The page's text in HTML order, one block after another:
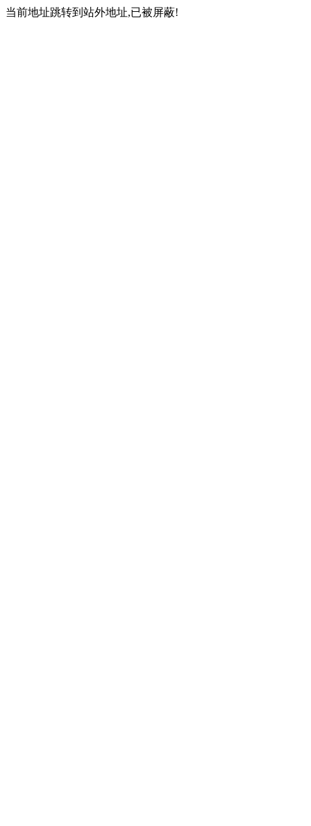
当前地址跳转到站外地址,已被屏蔽!